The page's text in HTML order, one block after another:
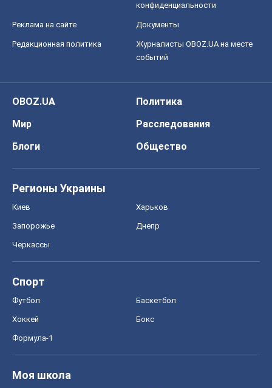
конфиденциальности
Реклама на сайте Документы
Редакционная политика
Журналисты OBOZ.UA на месте
событий
OBOZ.UA
Политика
Мир
Расследования
Блоги
Общество
Регионы Украины
Киев Харьков
Запорожье Днепр
Черкассы
Спорт
Футбол Баскетбол
Хоккей Бокс
Формула-1
Моя школа